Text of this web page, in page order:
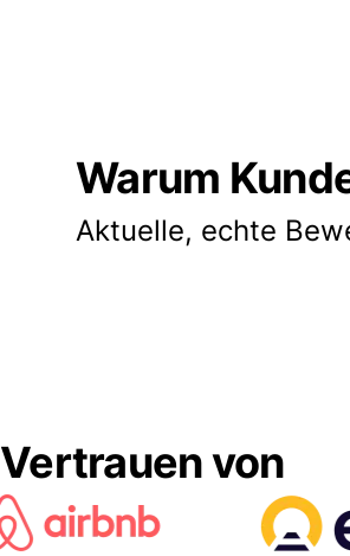
Warum
Aktuelle, echte
Vertrauen von